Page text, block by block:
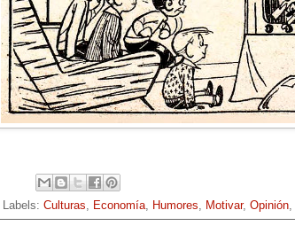
Labels: Culturas, Economía, Humores, Motivar, Opinión,